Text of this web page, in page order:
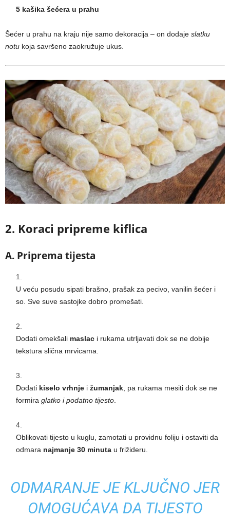
5 kašika šećera u prahu
Šećer u prahu na kraju nije samo dekoracija – on dodaje slatku
notu koja savršeno zaokružuje ukus.
2. Koraci pripreme kiflica
A. Priprema tijesta
U veću posudu sipati brašno, prašak za pecivo, vanilin šećer i
so. Sve suve sastojke dobro promešati.
Dodati omekšali maslac i rukama utrljavati dok se ne dobije
tekstura slična mrvicama.
Dodati kiselo vrhnje i žumanjak , pa rukama mesiti dok se ne
formira glatko i podatno tijesto
Oblikovati tijesto u kuglu, zamotati u providnu foliju i ostaviti da
odmara najmanje 30 minuta u frižideru.
ODMARANJE JE KLJUČNO JER
OMOGUĆAVA DA TIJESTO